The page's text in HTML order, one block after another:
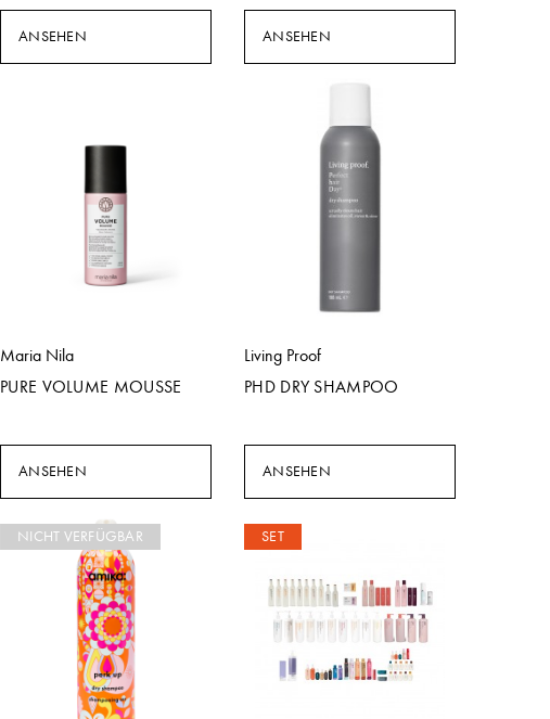
ANSEHEN ANSEHEN
Maria Nila
PURE VOLUME MOUSSE
ANSEHEN
Living Proof
PHD DRY SHAMPOO
ANSEHEN
NICHT VERFÜGBAR SET